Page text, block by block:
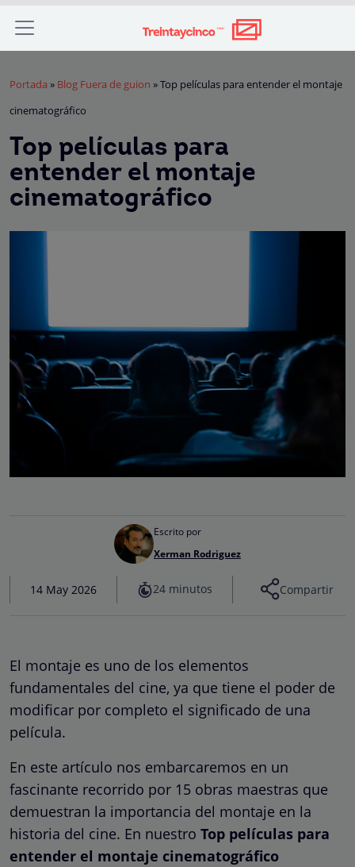
Portada » Blog Fuera de guion »Top películas para entender el montaje
cinematográfico
Top películas para
entender el montaje
cinematográfico
Escrito por
Xerman Rodriguez
14 May 2026 24 minutos Compartir
El montaje es uno de los elementos
fundamentales del cine, ya que tiene el poder de
modificar por completo el significado de una
película.
En este artículo nos embarcaremos en un
fascinante recorrido por 15 obras maestras que
demuestran la importancia del montaje en la
historia del cine. En nuestro Top películas para
entender el montaje cinematográfico